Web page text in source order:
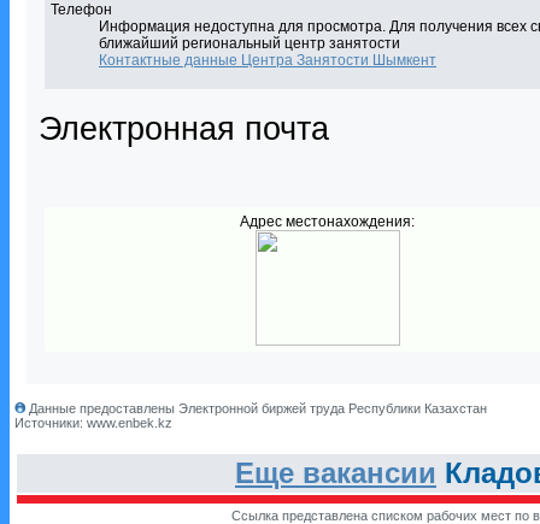
Телефон
Информация недоступна для просмотра. Для получения всех
ближайший региональный центр занятости
Контактные данные Центра Занятости Шымкент
Электронная почта
Адрес местонахождения:
Данные предоставлены Электронной биржей труда Республики Казахстан
Источники: www.enbek.kz
Еще вакансии
Ссылка представлена списком рабочих мест по